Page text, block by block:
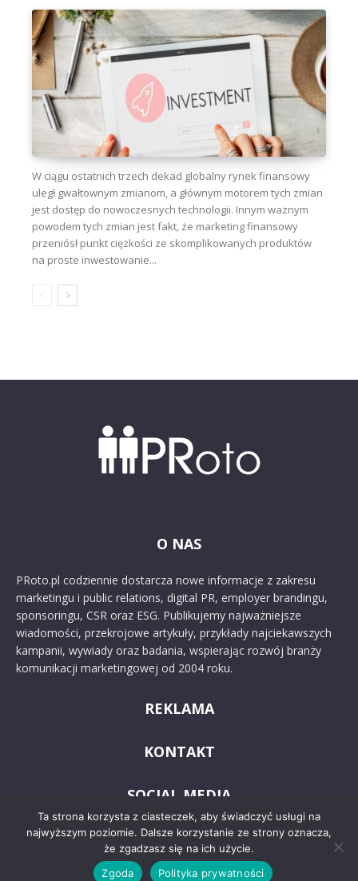
W ciągu ostatnich trzech dekad globalny rynek finansowy
uległ gwałtownym zmianom, a głównym motorem tych zmian
jest dostęp do nowoczesnych technologii. Innym ważnym
powodem tych zmian jest fakt, że marketing finansowy
przeniósł punkt ciężkości ze skomplikowanych produktów
na proste inwestowanie...
O NAS
PRoto.pl codziennie dostarcza nowe informacje z zakresu
marketingu i public relations, digital PR, employer brandingu,
sponsoringu, CSR oraz ESG. Publikujemy najważniejsze
wiadomości, przekrojowe artykuły, przykłady najciekawszych
kampanii, wywiady oraz badania, wspierając rozwój branży
komunikacji marketingowej od 2004 roku.
REKLAMA
KONTAKT
SOCIAL MEDIA
Ta strona korzysta z ciasteczek, aby świadczyć usługi na
najwyższym poziomie. Dalsze korzystanie ze strony oznacza,
że zgadzasz się na ich użycie.
Zgoda
Polityka prywatności